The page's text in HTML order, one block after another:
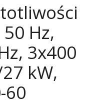
Hz,
3x400
kW,
60